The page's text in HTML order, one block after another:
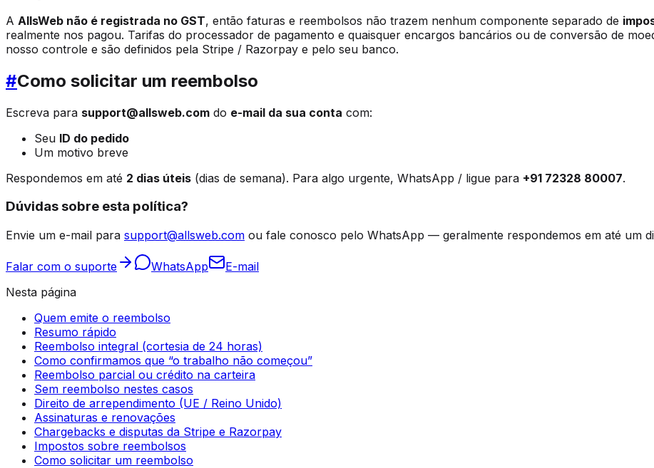
A AllsWeb não é registrada no GST, então faturas e reembolsos não trazem nenhum componente separado de
realmente nos pagou. Tarifas do processador de pagamento e quaisquer encargos bancários ou de conversão de
nosso controle e são definidos pela Stripe / Razorpay e pelo seu banco.
#Como solicitar um reembolso
Escreva para support@allsweb.com do e-mail da sua conta com:
Seu ID do pedido
Um motivo breve
Respondemos em até 2 dias úteis (dias de semana). Para algo urgente, WhatsApp / ligue para +91 72328 80007.
Dúvidas sobre esta política?
Envie um e-mail para support@allsweb.com ou fale conosco pelo WhatsApp — geralmente respondemos em até um
Falar com o suporte WhatsApp
E-mail
Nesta página
Quem emite o reembolso
Resumo rápido
Reembolso integral (cortesia de 24 horas)
Como confirmamos que “o trabalho não começou”
Reembolso parcial ou crédito na carteira
Sem reembolso nestes casos
Direito de arrependimento (UE / Reino Unido)
Assinaturas e renovações
Chargebacks e disputas da Stripe e Razorpay
Impostos sobre reembolsos
Como solicitar um reembolso